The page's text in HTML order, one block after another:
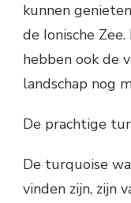
kunnen
de Ionische
hebben ook de
landschap nog
De prachtige
De turquoise
vinden zijn, zijn